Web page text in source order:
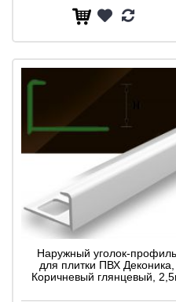
Наружный уголок-профиль
для плитки ПВХ Деконика,
Коричневый глянцевый,